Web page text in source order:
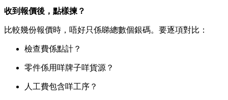
收到報價後，點樣揀？
比較幾份報價時，唔好只係睇總數個銀碼。要逐項對比：
檢查費係點計？
零件係用咩牌子咩貨源？
人工費包含咩工序？